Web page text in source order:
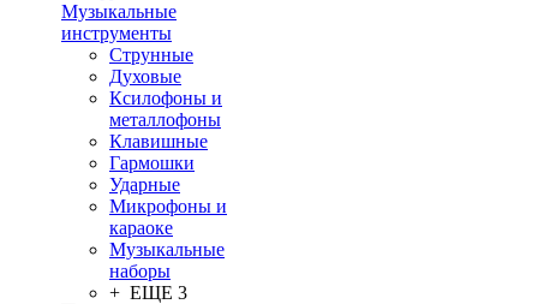
Музыкальные
инструменты
Струнные
Духовые
Ксилофоны и
металлофоны
Клавишные
Гармошки
Ударные
Микрофоны и
караоке
Музыкальные
наборы
+ ЕЩЕ 3